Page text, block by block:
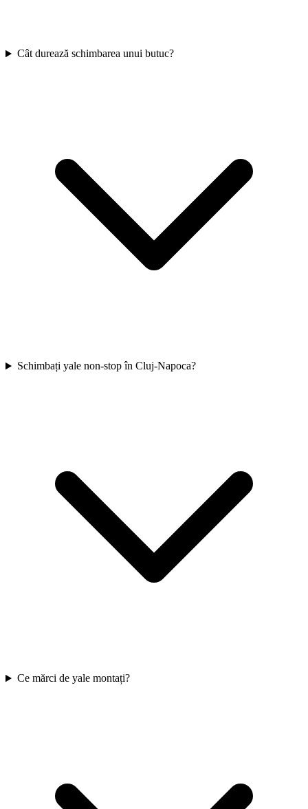
Cât durează schimbarea unui butuc?
Schimbați yale non-stop în Cluj-Napoca?
Ce mărci de yale montați?